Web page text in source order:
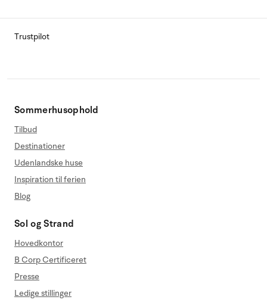
Trustpilot
Sommerhusophold
Tilbud
Destinationer
Udenlandske huse
Inspiration til ferien
Blog
Sol og Strand
Hovedkontor
B Corp Certificeret
Presse
Ledige stillinger